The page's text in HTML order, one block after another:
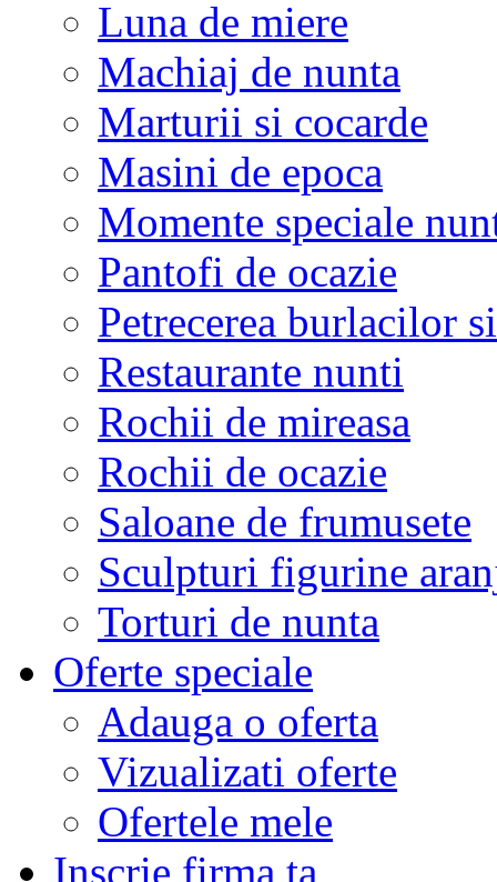
Luna de miere
Machiaj de nunta
Marturii si cocarde
Masini de epoca
Momente speciale
Pantofi de ocazie
Petrecerea burlacilor
Restaurante nunti
Rochii de mireasa
Rochii de ocazie
Saloane de frumusete
Sculpturi figurine
Torturi de nunta
Oferte speciale
Adauga o oferta
Vizualizati oferte
Ofertele mele
Inscrie firma ta